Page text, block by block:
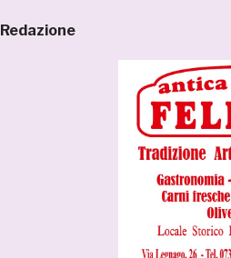
Redazione